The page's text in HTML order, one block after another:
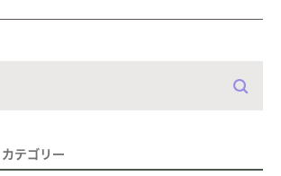
カテゴリー